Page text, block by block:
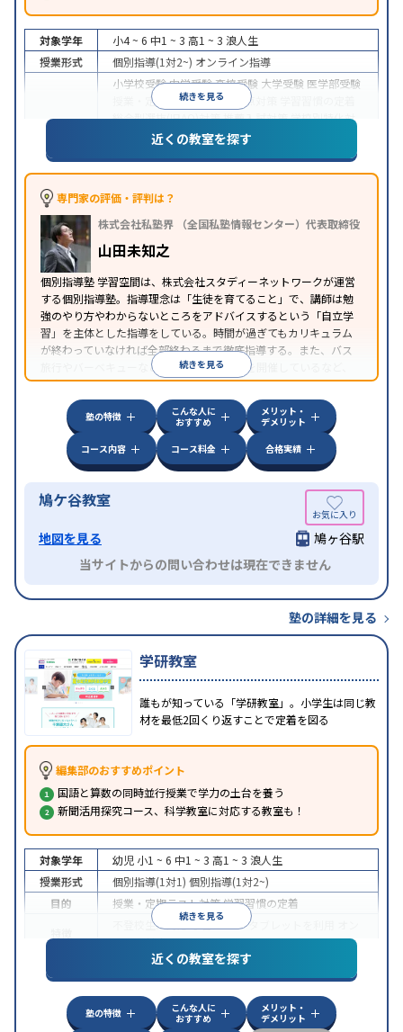
続きを見る
対象学年 小4 ~ 6 中1 ~ 3 高1 ~ 3 浪人生
授業形式
個別指導(1対2~) オンライン指導
小学校受験中学受験高校受験 大学受験 医学部受験
授業・定期テスト対策
内申点対策
総合型選抜(旧AO)対策推薦入試対策学校別特化対
国公立大対策私大対策 共通テスト対策
特徴
中高一貫校生に対応
可能 不登校生に対応
オンライン対応季節講習のみの受講可 発達障害の
子どもに対応
近くの教室を探す
専門家の評価・評判は？
株式会社私塾界 （全国私塾情報センター）代表取締役
山田未知之
個別指導塾 学習空間は、株式会社スタディーネットワークが運営
する個別指導塾。指導理念は「生徒を育てること」で、講師は勉
強のやり方やわからないところをアドバイスするという「自立学
習」を主体とした指導をしている。時間が過ぎてもカリキュラム
が終わっていなければ全部終わるまで徹底指導する。また、バス
旅行やバーベキューなどの「校外学習会」を開催しているなど、
独自の取り組みを行っている。
続きを見る
塾の特徴
こんな人に
おすすめ
メリット・
デメリット
コース内容
コース料金 合格実績
鳩ケ谷教室
地図を見る
鳩ヶ谷駅
当サイトからの問い合わせは現在できません
塾の詳細を見る
学研教室
誰もが知っている「学研教室」。小学生は同じ教
材を最低2回くり返すことで定着を図る
編集部のおすすめポイント
国語と算数の同時並行授業で学力の土台を養う
新聞活用探究コース、科学教室に対応する教室も！
続きを見る
対象学年 幼児 小1 ~ 6 中1 ~ 3 高1 ~ 3 浪人生
授業形式
個別指導(1対1) 個別指導(1対2~)
目的
授業・定期テスト対策学習習慣の定着
不登校生に対応学習にPC・タブレットを利用
ライン対応
近くの教室を探す
塾の特徴
こんな人に
おすすめ
メリット・
デメリット